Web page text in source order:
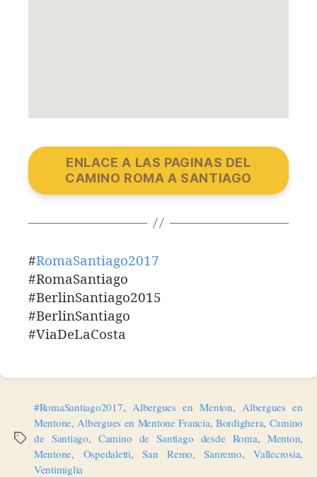
ENLACE A LAS PAGINAS DEL
CAMINO ROMA A SANTIAGO
#RomaSantiago2017
#RomaSantiago
#BerlinSantiago2015
#BerlinSantiago
#ViaDeLaCosta
Etiquetas
#RomaSantiago2017, Albergues en Menton, Albergues en
Mentone, Albergues en Mentone Francia, Bordighera, Camino
de Santiago, Camino de Santiago desde Roma, Menton,
Mentone, Ospedaletti,San Remo,Sanremo,Vallecrosia,
Ventimiglia